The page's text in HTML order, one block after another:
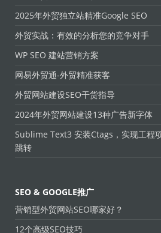
2025年外贸独立站精准Google SEO
外贸实战：有效的分析您的竞争对手
WP SEO 建站营销方案
网易外贸通-外贸精准获客
外贸网站建设SEO干货指导
2024年外贸网站建设13种广告新字体
Sublime Text3 安装Ctags，实现工程
跳转
SEO & GOOGLE推广
营销型外贸网站SEO哪家好？
12个高级SEO技巧